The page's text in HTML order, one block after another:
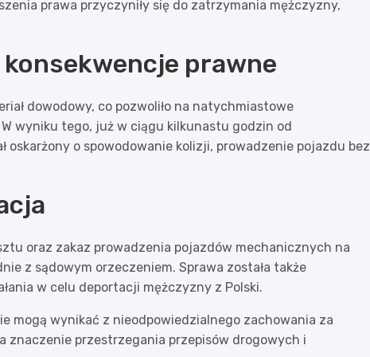
prawa przyczyniły się do zatrzymania mężczyzny,
konsekwencje prawne
dowodowy, co pozwoliło na natychmiastowe
wyniku tego, już w ciągu kilkunastu godzin od
oskarżony o spowodowanie kolizji, prowadzenie pojazdu bez
oraz zakaz prowadzenia pojazdów mechanicznych na
z sądowym orzeczeniem. Sprawa została także
w celu deportacji mężczyzny z Polski.
mogą wynikać z nieodpowiedzialnego zachowania za
znaczenie przestrzegania przepisów drogowych i